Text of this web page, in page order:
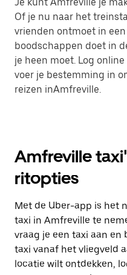
Je kunt Amfreville je
Of je nu naar het
vrienden ontmoet in
boodschappen doet in
je heen moet. Log
voer je bestemming in
reizen inAmfreville.
Amfreville
ritopties
Met de Uber-app is het
taxi in Amfreville te
vraag je een taxi aan en
taxi vanaf het vliegveld
locatie wilt ontdekken,